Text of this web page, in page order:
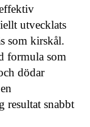
utvecklats
som kirskål.
formula som
dödar
resultat snabbt